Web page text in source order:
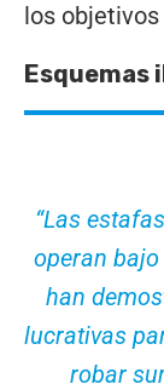
los
Esquemas
“Las
operan
han
lucrativas
robar